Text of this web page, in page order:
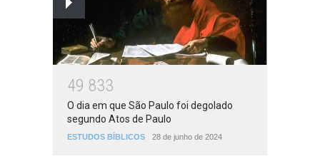
49 833
O dia em que São Paulo foi degolado
segundo Atos de Paulo
ESTUDOS BÍBLICOS 28 de junho de 2024